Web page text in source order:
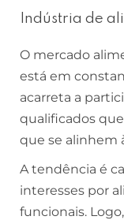
Indústria de
O mercado
está em
acarreta a
qualificados
que se alinhem
A tendência é
interesses por
funcionais.